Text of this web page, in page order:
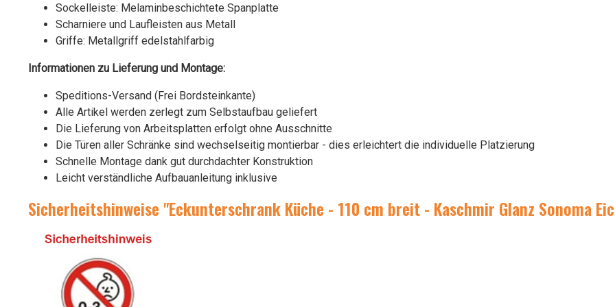
Sockelleiste: Melaminbeschichtete Spanplatte
Scharniere und Laufleisten aus Metall
Griffe: Metallgriff edelstahlfarbig
Informationen zu Lieferung und Montage:
Speditions-Versand (Frei Bordsteinkante)
Alle Artikel werden zerlegt zum Selbstaufbau geliefert
Die Lieferung von Arbeitsplatten erfolgt ohne Ausschnitte
Die Türen aller Schränke sind wechselseitig montierbar - dies erleichtert die individuelle Platzierung
Schnelle Montage dank gut durchdachter Konstruktion
Leicht verständliche Aufbauanleitung inklusive
Sicherheitshinweise "Eckunterschrank Küche - 110 cm breit - Kaschmir Glanz Sonoma